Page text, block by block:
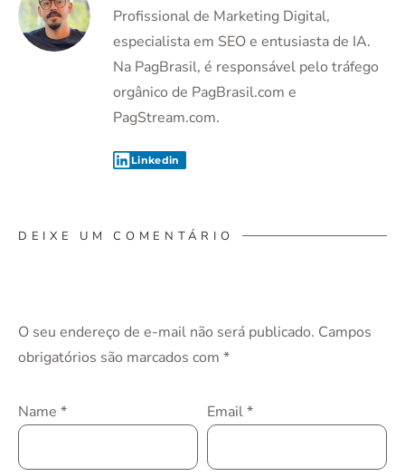
Profissional de Marketing Digital,
especialista em SEO e entusiasta de IA.
Na PagBrasil, é responsável pelo tráfego
orgânico de PagBrasil.com e
PagStream.com.
Linkedin
DEIXE UM COMENTÁRIO
O seu endereço de e-mail não será publicado. Campos
obrigatórios são marcados com *
Name * Email*